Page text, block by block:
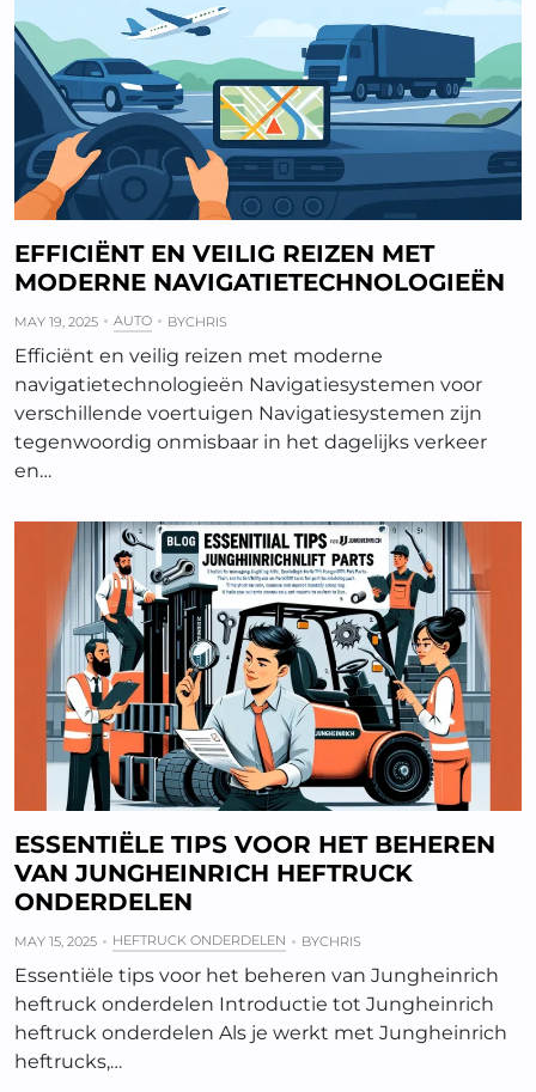
EFFICIËNT EN VEILIG REIZEN MET
MODERNE NAVIGATIETECHNOLOGIEËN
MAY 19, 2025 AUTO BYCHRIS
Efficiënt en veilig reizen met moderne
navigatietechnologieën Navigatiesystemen voor
verschillende voertuigen Navigatiesystemen zijn
tegenwoordig onmisbaar in het dagelijks verkeer
en…
ESSENTIËLE TIPS VOOR HET BEHEREN
VAN JUNGHEINRICH HEFTRUCK
ONDERDELEN
MAY 15, 2025 HEFTRUCK ONDERDELEN BYCHRIS
Essentiële tips voor het beheren van Jungheinrich
heftruck onderdelen Introductie tot Jungheinrich
heftruck onderdelen Als je werkt met Jungheinrich
heftrucks,…